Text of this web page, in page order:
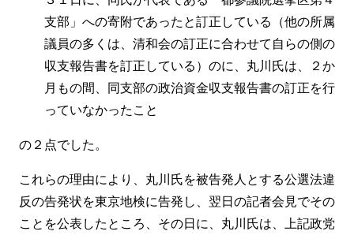
支部」への寄附であったと訂正している（他の所属
議員の多くは、清和会の訂正に合わせて自らの側の
収支報告書を訂正している）のに、丸川氏は、２か
月もの間、同支部の政治資金収支報告書の訂正を行
っていなかったこと
の２点でした。
これらの理由により、丸川氏を被告発人とする公選法違
反の告発状を東京地検に告発し、翌日の記者会見でその
ことを公表したところ、その日に、丸川氏は、上記政党